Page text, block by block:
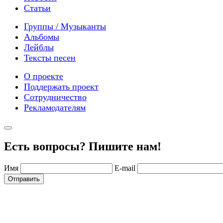
Статьи
Группы / Музыканты
Альбомы
Лейблы
Тексты песен
О проекте
Поддержать проект
Сотрудничество
Рекламодателям
Есть вопросы? Пишите нам!
Имя E-mail